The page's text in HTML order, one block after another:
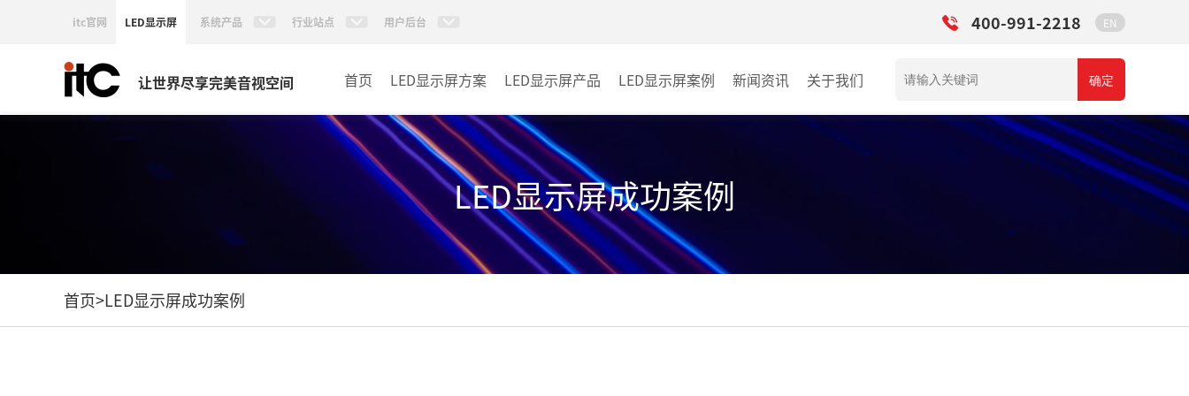
itc官网 LED显示屏 系统产品 行业站点 用户后台 400-991-2218 EN
让世界尽享完美音视空间 首页 LED显示屏方案 LED显示屏产品
小间距LED显示屏
室内LED显示屏
户外LED显示屏
租赁LED显示屏
LED显示屏案例
户外
其它
新闻资讯 关于我们 确定
LED显示屏成功案例
首页>LED显示屏成功案例